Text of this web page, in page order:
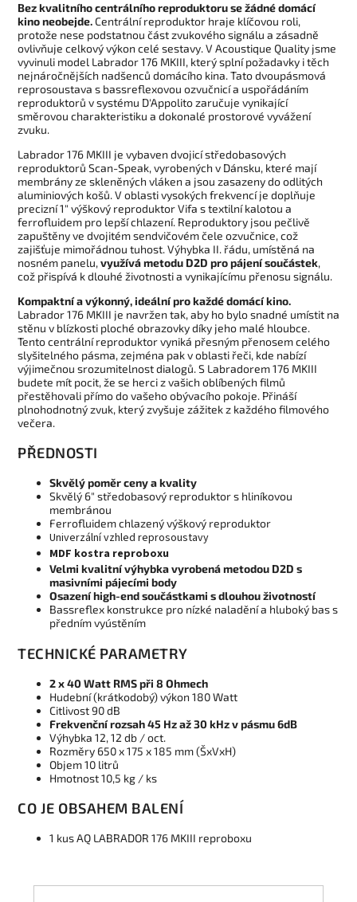
Bez kvalitního centrálního reproduktoru se žádné domácí
kino neobejde.Centrální reproduktor hraje klíčovou roli,
protože nese podstatnou část zvukového signálu a zásadně
ovlivňuje celkový výkon celé sestavy. V Acoustique Quality jsme
vyvinuli model Labrador 176 MKIII, který splní požadavky i těch
nejnáročnějších nadšenců domácího kina. Tato dvoupásmová
reprosoustava s bassreflexovou ozvučnicí a uspořádáním
reproduktorů v systému D'Appolito zaručuje vynikající
směrovou charakteristiku a dokonalé prostorové vyvážení
zvuku.
Labrador 176 MKIII je vybaven dvojicí středobasových
reproduktorů Scan-Speak, vyrobených v Dánsku, které mají
membrány ze skleněných vláken a jsou zasazeny do odlitých
aluminiových košů. V oblasti vysokých frekvencí je doplňuje
precizní 1" výškový reproduktor Vifa s textilní kalotou a
ferrofluidem pro lepší chlazení. Reproduktory jsou pečlivě
zapuštěny ve dvojitém sendvičovém čele ozvučnice, což
zajišťuje mimořádnou tuhost. Výhybka II. řádu, umístěná na
nosném panelu,využívá metodu D2D pro pájení součástek,
což přispívá k dlouhé životnosti a vynikajícímu přenosu signálu.
Kompaktní a výkonný, ideální pro každé domácí kino.
Labrador 176 MKIII je navržen tak, aby ho bylo snadné umístit na
stěnu v blízkosti ploché obrazovky díky jeho malé hloubce.
Tento centrální reproduktor vyniká přesným přenosem celého
slyšitelného pásma, zejména pak v oblasti řeči, kde nabízí
výjimečnou srozumitelnost dialogů. S Labradorem 176 MKIII
budete mít pocit, že se herci z vašich oblíbených filmů
přestěhovali přímo do vašeho obývacího pokoje. Přináší
plnohodnotný zvuk, který zvyšuje zážitek z každého filmového
večera.
PŘEDNOSTI
Skvělý poměr ceny a kvality
Skvělý 6" středobasový reproduktor s hliníkovou
membránou
Ferrofluidem chlazený výškový reproduktor
Univerzální vzhled reprosoustavy
MDF kostra reproboxu
Velmi kvalitní výhybka vyrobená metodou D2D s
masivními pájecími body
Osazení high-end součástkami s dlouhou životností
Bassreflex konstrukce pro nízké naladění a hluboký bas s
předním vyústěním
TECHNICKÉ PARAMETRY
2 x 40 Watt RMS při 8 Ohmech
Hudební (krátkodobý) výkon 180 Watt
Citlivost 90 dB
Frekvenční rozsah 45 Hz až 30 kHz v pásmu 6dB
Výhybka 12, 12 db / oct.
Rozměry 650 x 175 x 185 mm (ŠxVxH)
Objem 10 litrů
Hmotnost 10,5 kg / ks
CO JE OBSAHEM BALENÍ
1 kus AQ LABRADOR 176 MKIII reproboxu